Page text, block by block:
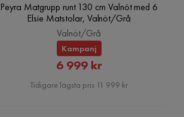
Peyra Matgrupp runt 130 cm Valnöt med 6
Elsie Matstolar, Valnöt/Grå
Valnöt/Grå
Kampanj
Rabatterat
Pris
6 999 kr
Tidigare lägsta pris 11 999 kr